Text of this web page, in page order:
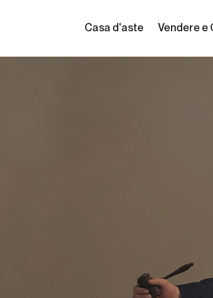
Casa d'aste Vendere e